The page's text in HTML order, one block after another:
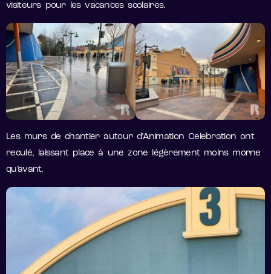
visiteurs pour les vacances scolaires.
Les murs de chantier autour d’Animation Celebration ont
reculé, laissant place à une zone légèrement moins morne
qu’avant.